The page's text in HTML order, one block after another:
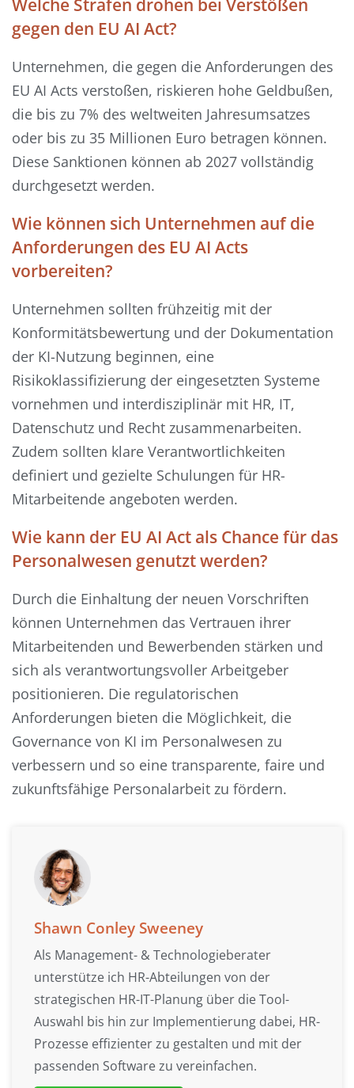
gegen den EU AI Act?
Unternehmen, die gegen die Anforderungen des
EU AI Acts verstoßen, riskieren hohe Geldbußen,
die bis zu 7% des weltweiten Jahresumsatzes
oder bis zu 35 Millionen Euro betragen können.
Diese Sanktionen können ab 2027 vollständig
durchgesetzt werden.
Wie können sich Unternehmen auf die
Anforderungen des EU AI Acts
vorbereiten?
Unternehmen sollten frühzeitig mit der
Konformitätsbewertung und der Dokumentation
der KI-Nutzung beginnen, eine
Risikoklassifizierung der eingesetzten Systeme
vornehmen und interdisziplinär mit HR, IT,
Datenschutz und Recht zusammenarbeiten.
Zudem sollten klare Verantwortlichkeiten
definiert und gezielte Schulungen für HR-
Mitarbeitende angeboten werden.
Wie kann der EU AI Act als Chance für das
Personalwesen genutzt werden?
Durch die Einhaltung der neuen Vorschriften
können Unternehmen das Vertrauen ihrer
Mitarbeitenden und Bewerbenden stärken und
sich als verantwortungsvoller Arbeitgeber
positionieren. Die regulatorischen
Anforderungen bieten die Möglichkeit, die
Governance von KI im Personalwesen zu
verbessern und so eine transparente, faire und
zukunftsfähige Personalarbeit zu fördern.
Shawn Conley Sweeney
Als Management- & Technologieberater
unterstütze ich HR-Abteilungen von der
strategischen HR-IT-Planung über die Tool-
Auswahl bis hin zur Implementierung dabei, HR-
Prozesse effizienter zu gestalten und mit der
passenden Software zu vereinfachen.